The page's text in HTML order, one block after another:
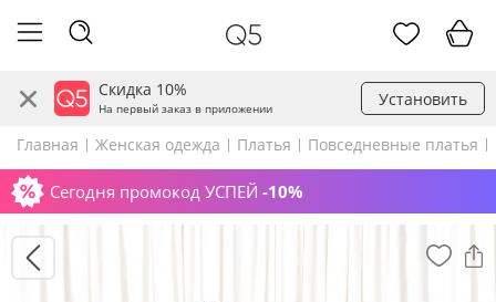
Скидка 10%
На первый заказ в приложении Установить
Главная Женская одежда Платья Повседневные платья
Сегодня промокод УСПЕЙ -10%